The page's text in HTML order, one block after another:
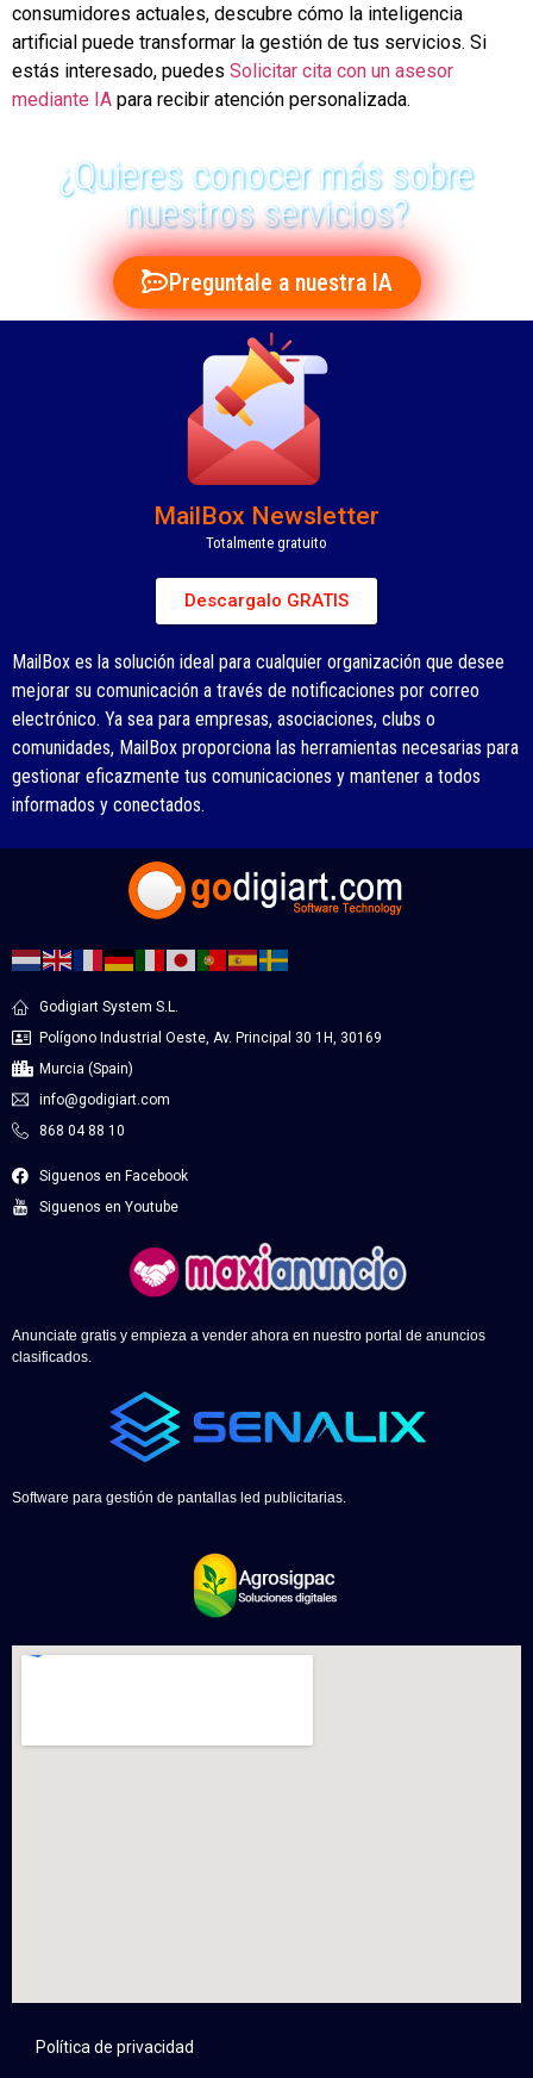
consumidores actuales, descubre cómo la inteligencia
artificial puede transformar la gestión de tus servicios. Si
estás interesado, puedes Solicitar cita con un asesor
mediante IA para recibir atención personalizada.
¿Quieres conocer más sobre
nuestros servicios?
Preguntale a nuestra IA
MailBox Newsletter
Totalmente gratuito
Descargalo GRATIS
MailBox es la solución ideal para cualquier organización que desee
mejorar su comunicación a través de notificaciones por correo
electrónico. Ya sea para empresas, asociaciones, clubs o
comunidades, MailBox proporciona las herramientas necesarias para
gestionar eficazmente tus comunicaciones y mantener a todos
informados y conectados.
Godigiart System S.L.
Polígono Industrial Oeste, Av. Principal 30 1H, 30169
Murcia (Spain)
info@godigiart.com
868 04 88 10
Siguenos en Facebook
Siguenos en Youtube
Anunciate gratis y empieza a vender ahora en nuestro portal de anuncios
clasificados.
Software para gestión de pantallas led publicitarias.
Política de privacidad